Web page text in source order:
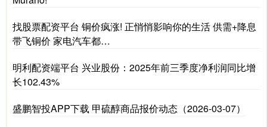
找股票配资平台 铜价疯涨! 正悄悄影响你的生活 供需+降息
带飞铜价 家电汽车都…
明利配资端平台 兴业股份：2025年前三季度净利润同比增
长102.43%
盛鹏智投APP下载 甲硫醇商品报价动态（2026-03-07）